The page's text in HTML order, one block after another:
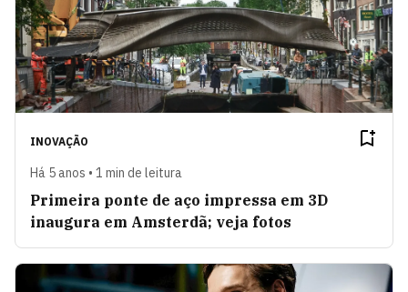
INOVAÇÃO
Há 5 anos • 1 min de leitura
Primeira ponte de aço impressa em 3D
inaugura em Amsterdã; veja fotos